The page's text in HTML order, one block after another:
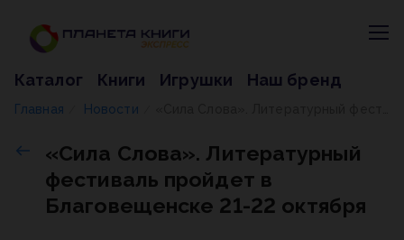
Каталог Книги Игрушки Наш бренд
Главная Новости
«Сила Слова». Литературный
фестиваль пройдет в
Благовещенске 21-22 октября